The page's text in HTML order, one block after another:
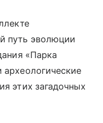
путь эволюции
«Парка
этих загадочных